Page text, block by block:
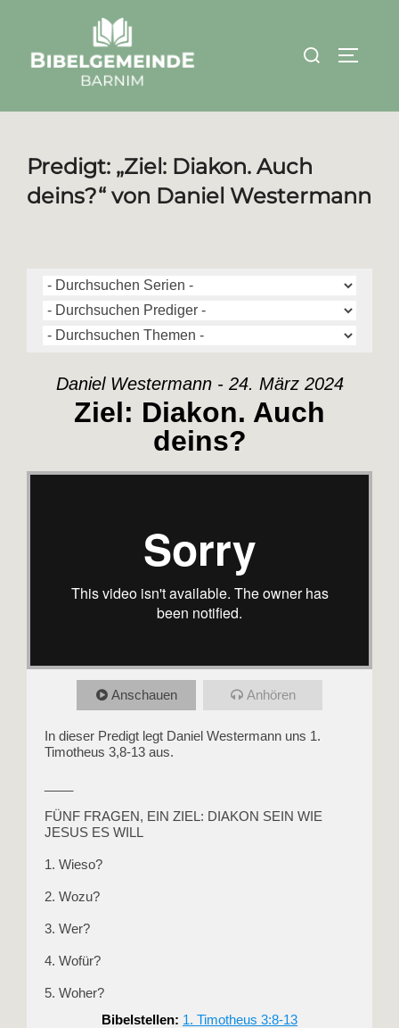
springen
Suchen
Predigt: „Ziel: Diakon. Auch
deins?“ von Daniel Westermann
Daniel Westermann - 24. März 2024
Ziel: Diakon. Auch
deins?
Anschauen Anhören
In dieser Predigt legt Daniel Westermann uns 1.
Timotheus 3,8-13 aus.
FÜNF FRAGEN, EIN ZIEL: DIAKON SEIN WIE
JESUS ES WILL
1. Wieso?
2. Wozu?
3. Wer?
4. Wofür?
5. Woher?
Bibelstellen: 1. Timotheus 3:8-13